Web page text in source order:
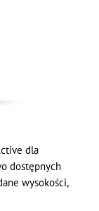
dla
dostępnych
wysokości,